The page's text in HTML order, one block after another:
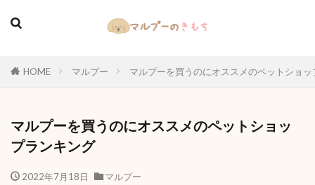
HOME マルプー マルプーを買うのにオススメのペットショ
マルプーを買うのにオススメのペットショッ
プランキング
2022年7月18日 マルプー